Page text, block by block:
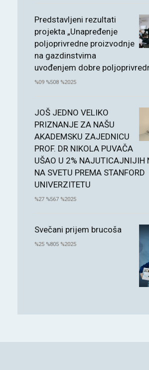
Predstavljeni rezultati
projekta „Unapređenje
poljoprivredne proizvodnje
na gazdinstvima
uvođenjem dobre
%09 %508 %2025
JOŠ JEDNO VELIKO
PRIZNANJE ZA NAŠU
AKADEMSKU ZAJEDNICU
PROF. DR NIKOLA PUVAČA
UŠAO U 2% NAJUTICAJNIJIH
NA SVETU PREMA STANFORD
UNIVERZITETU
%27 %567 %2025
Svečani prijem brucoša
%25 %805 %2025